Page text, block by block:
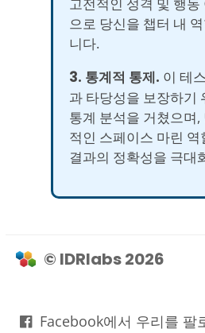
으로 당신을 챕터 내
니다.
3. 통계적 통제. 이 테
과 타당성을 보장하기
통계 분석을 거쳤으며
적인 스페이스 마린
결과의 정확성을 극대
© IDRlabs 2026
Facebook에서 우리를 팔